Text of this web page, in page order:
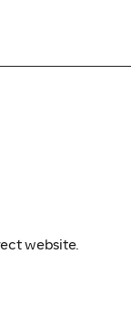
細則。
或下載畫面而中
website.